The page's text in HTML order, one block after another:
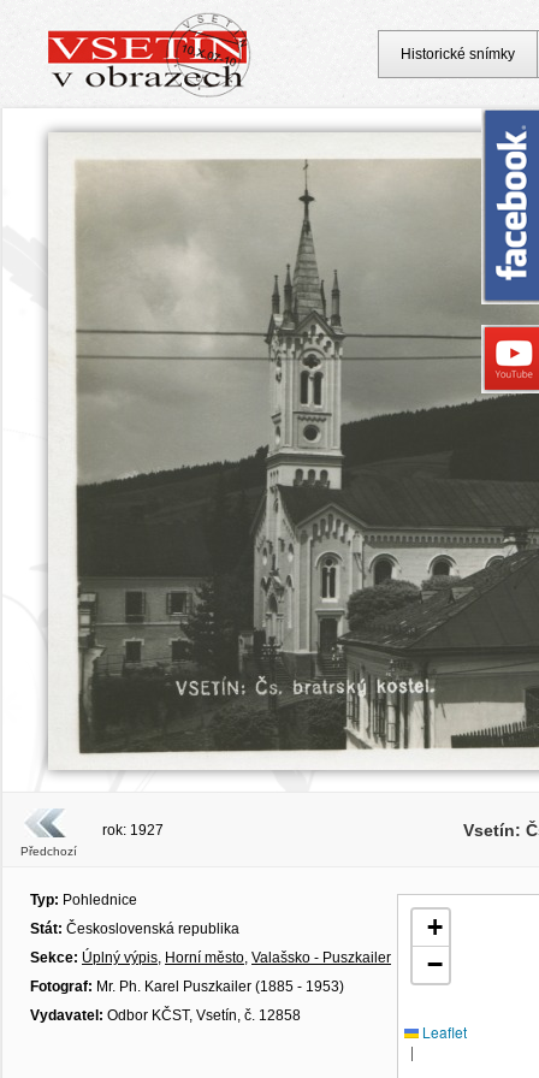
Předchozí
rok: 1927 Vsetín:
Typ: Pohlednice
Stát: Československá republika
Sekce: Úplný výpis, Horní město, Valašsko - Puszkailer
Fotograf: Mr. Ph. Karel Puszkailer (1885 - 1953)
Vydavatel: Odbor KČST, Vsetín, č. 12858
+
−
Leaflet
|
Historické snímky